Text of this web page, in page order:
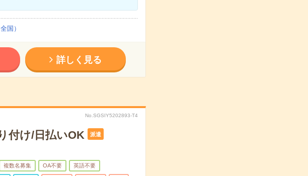
国）
詳しく見る
No.SGSIY5202893-T4
付け/日払いOK 派遣
複数名募集 OA不要 英語不要